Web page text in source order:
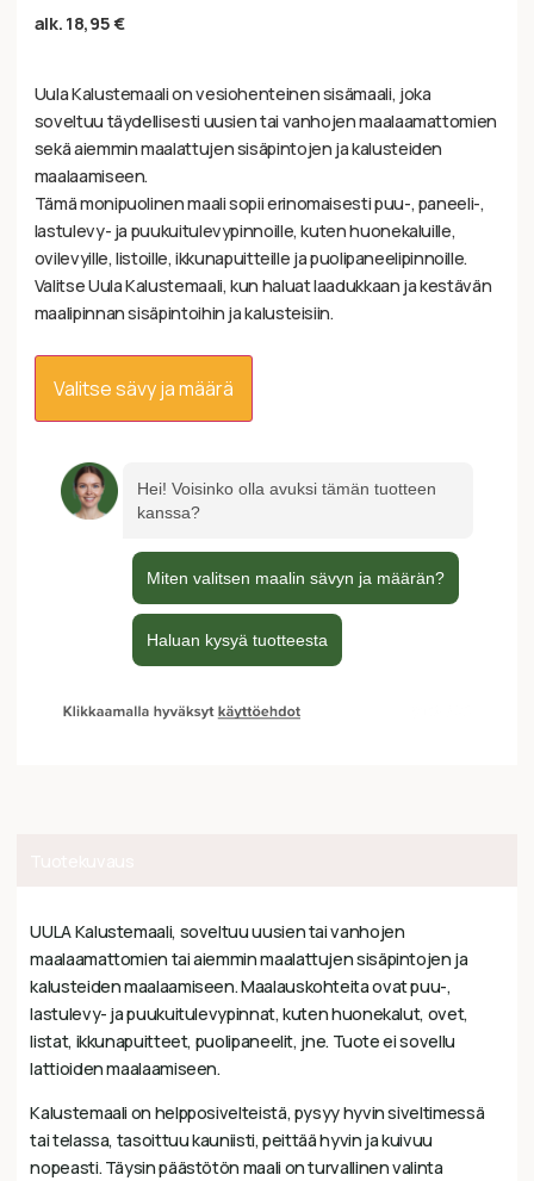
alk. 18,95€
Uula Kalustemaali on vesiohenteinen sisämaali, joka
soveltuu täydellisesti uusien tai vanhojen maalaamattomien
sekä aiemmin maalattujen sisäpintojen ja kalusteiden
maalaamiseen.
Tämä monipuolinen maali sopii erinomaisesti puu-, paneeli-,
lastulevy- ja puukuitulevypinnoille, kuten huonekaluille,
ovilevyille, listoille, ikkunapuitteille ja puolipaneelipinnoille.
Valitse Uula Kalustemaali, kun haluat laadukkaan ja kestävän
maalipinnan sisäpintoihin ja kalusteisiin.
Valitse sävy ja määrä
UULA Kalustemaali, soveltuu uusien tai vanhojen
maalaamattomien tai aiemmin maalattujen sisäpintojen ja
kalusteiden maalaamiseen. Maalauskohteita ovat puu-,
lastulevy- ja puukuitulevypinnat, kuten huonekalut, ovet,
listat, ikkunapuitteet, puolipaneelit, jne. Tuote ei sovellu
lattioiden maalaamiseen.
Kalustemaali on helpposivelteistä, pysyy hyvin siveltimessä
tai telassa, tasoittuu kauniisti, peittää hyvin ja kuivuu
nopeasti. Täysin päästötön maali on turvallinen valinta